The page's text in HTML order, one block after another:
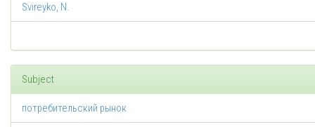
Svireyko, N.
Subject
потребительский рынок